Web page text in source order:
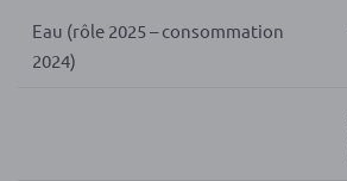
Eau (rôle 2025 – consommation
2024)